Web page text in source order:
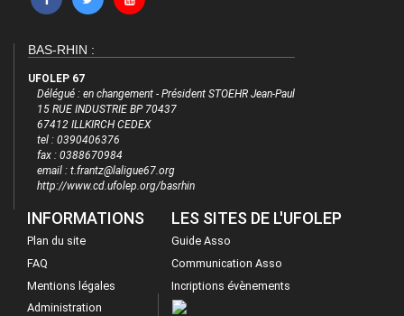
BAS-RHIN :
UFOLEP 67
Délégué : en changement - Président STOEHR Jean-Paul
15 RUE INDUSTRIE BP 70437
67412 ILLKIRCH CEDEX
tel : 0390406376
fax : 0388670984
email : t.frantz@laligue67.org
http://www.cd.ufolep.org/basrhin
INFORMATIONS
Plan du site
FAQ
Mentions légales
Administration
LES SITES DE L'UFOLEP
Guide Asso
Communication Asso
Incriptions évènements